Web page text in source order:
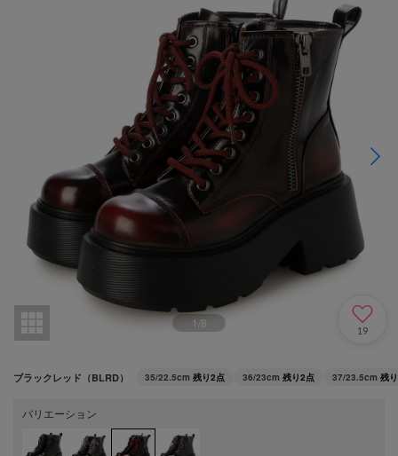
1/8
19
ブラックレッド（BLRD） 35/22.5cm 残り2点 36/23cm 残り2点 37/23.5cm 残
バリエーション